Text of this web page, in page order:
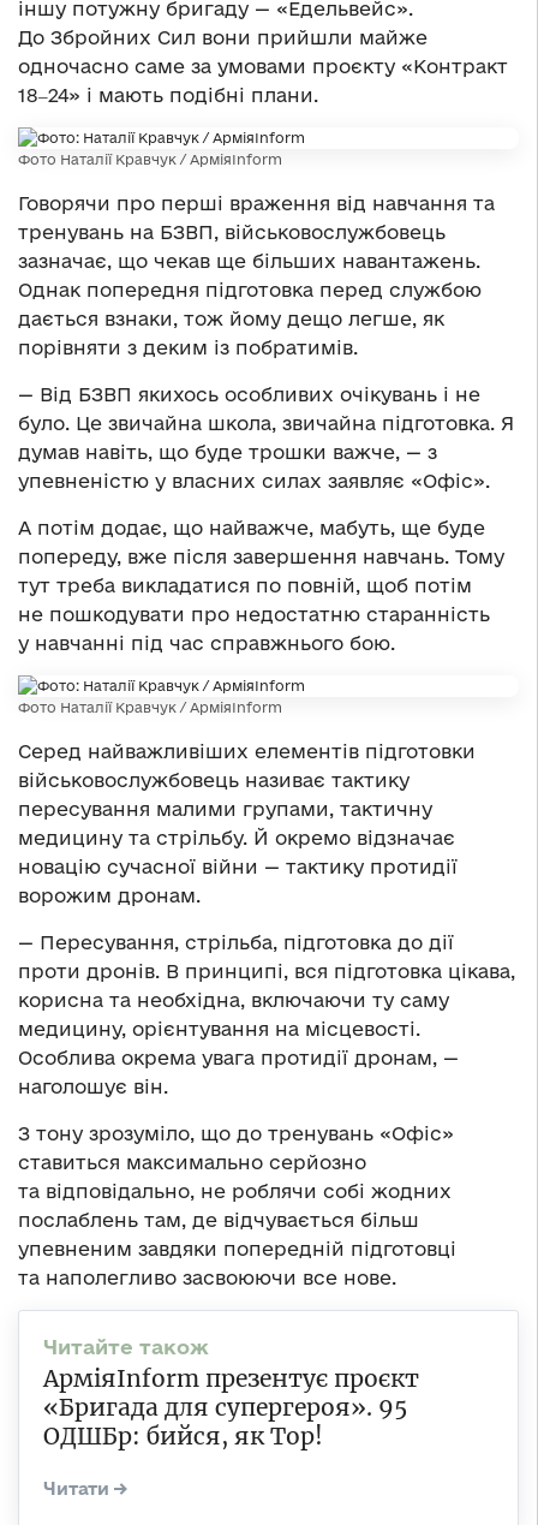
іншу потужну бригаду — «Едельвейс».
До Збройних Сил вони прийшли майже
одночасно саме за умовами проєкту «Контракт
18‒24» і мають подібні плани.
Фото Наталії Кравчук / АрміяInform
Говорячи про перші враження від навчання та
тренувань на БЗВП, військовослужбовець
зазначає, що чекав ще більших навантажень.
Однак попередня підготовка перед службою
дається взнаки, тож йому дещо легше, як
порівняти з деким із побратимів.
— Від БЗВП якихось особливих очікувань і не
було. Це звичайна школа, звичайна підготовка. Я
думав навіть, що буде трошки важче, — з
упевненістю у власних силах заявляє «Офіс».
А потім додає, що найважче, мабуть, ще буде
попереду, вже після завершення навчань. Тому
тут треба викладатися по повній, щоб потім
не пошкодувати про недостатню старанність
у навчанні під час справжнього бою.
Фото Наталії Кравчук / АрміяInform
Серед найважливіших елементів підготовки
військовослужбовець називає тактику
пересування малими групами, тактичну
медицину та стрільбу. Й окремо відзначає
новацію сучасної війни — тактику протидії
ворожим дронам.
— Пересування, стрільба, підготовка до дії
проти дронів. В принципі, вся підготовка цікава,
корисна та необхідна, включаючи ту саму
медицину, орієнтування на місцевості.
Особлива окрема увага протидії дронам, —
наголошує він.
З тону зрозуміло, що до тренувань «Офіс»
ставиться максимально серйозно
та відповідально, не роблячи собі жодних
послаблень там, де відчувається більш
упевненим завдяки попередній підготовці
та наполегливо засвоюючи все нове.
АрміяInform презентує проєкт
«Бригада для супергероя». 95
ОДШБр: бийся, як Тор!